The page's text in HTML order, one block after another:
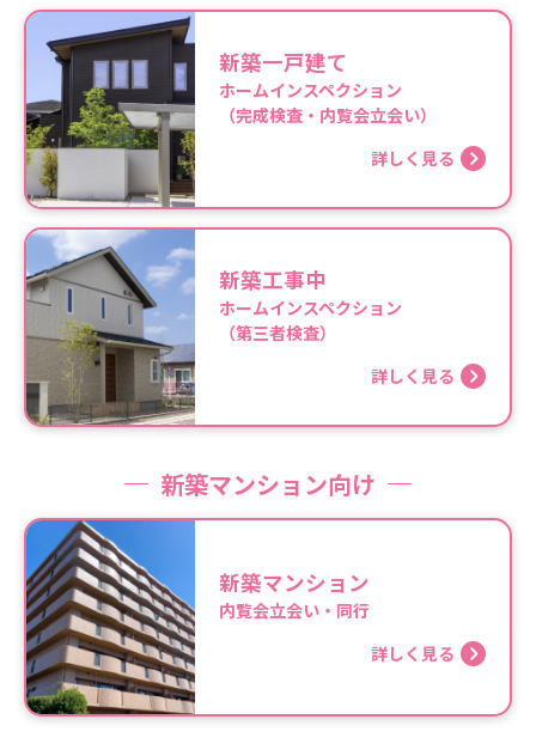
新築一戸建て
ホームインスペクション
（完成検査・内覧会立会い）
詳しく見る
新築工事中
ホームインスペクション
（第三者検査）
詳しく見る
新築マンション向け
新築マンション
内覧会立会い・同行
詳しく見る